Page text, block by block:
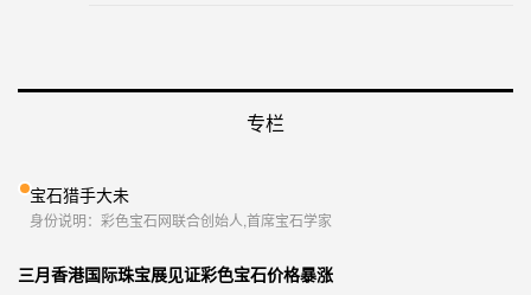
专栏
宝石猎手大未
身份说明：彩色宝石网联合创始人,首席宝石学家
三月香港国际珠宝展见证彩色宝石价格暴涨